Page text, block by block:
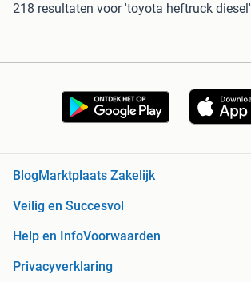
218 resultaten voor 'toyota heftruck diesel'
Blog Marktplaats Zakelijk
Veilig en Succesvol
Help en InfoVoorwaarden
Privacyverklaring